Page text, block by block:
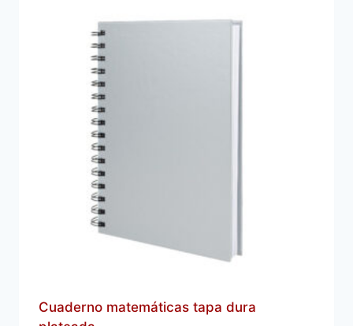
Cuaderno matemáticas tapa dura